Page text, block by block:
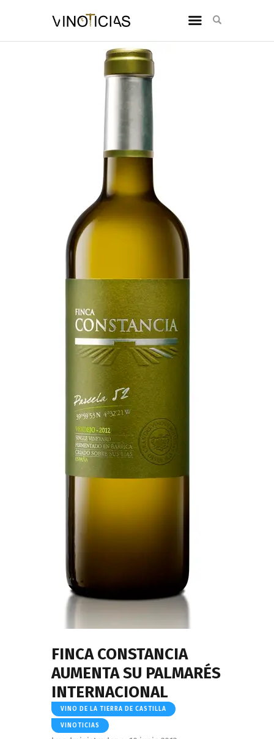
FINCA CONSTANCIA
AUMENTA SU PALMARÉS
INTERNACIONAL
VINO DE LA TIERRA DE CASTILLA
VINOTICIAS